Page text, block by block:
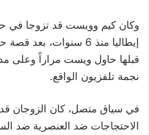
وكان كيم وويست قد تزوجا
إيطاليا منذ 6 سنوات،
قبلها حاول ويست مراراً وعلى
نجمة تلفزيون الواقع.
في سياق متصل، كان الزوجان قد
الاحتجاجات ضد العنصرية ضد